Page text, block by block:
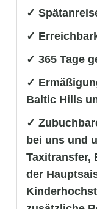
✓
✓
✓ 365 Tage
✓
Baltic Hills
✓
bei uns und
Taxitransfer,
der